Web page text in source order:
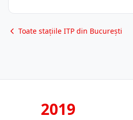
Toate stațiile ITP din București
2019